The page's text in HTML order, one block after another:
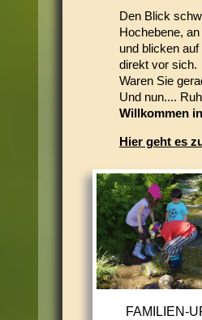
Den Blick
Hochebene,
und blicken
direkt vor sich.
Waren Sie
Und nun....
Willkommen
Hier geht es
FAMILIEN-